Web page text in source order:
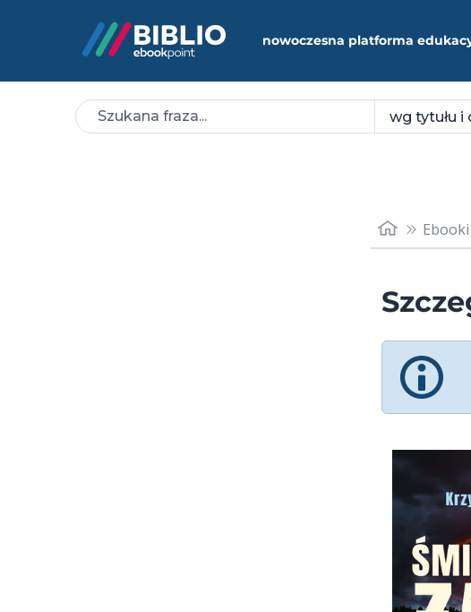
nowoczesna platforma
Ebooki